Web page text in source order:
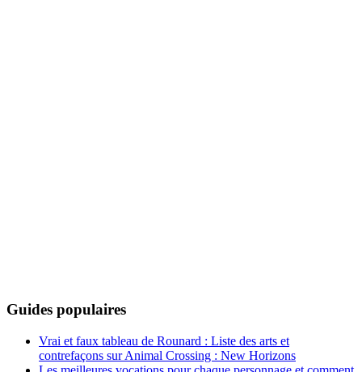
Guides populaires
Vrai et faux tableau de Rounard : Liste des arts et
contrefaçons sur Animal Crossing : New Horizons